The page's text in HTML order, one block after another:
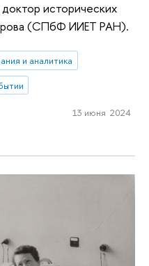
исторических
(СПбФ ИИЕТ РАН).
и аналитика
13 июня 2024